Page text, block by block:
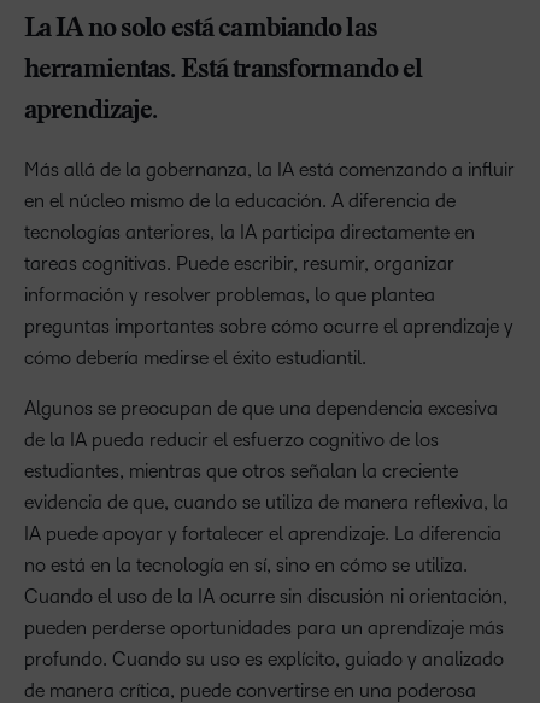
La IA no solo está cambiando las
herramientas. Está transformando el
aprendizaje.
Más allá de la gobernanza, la IA está comenzando a influir
en el núcleo mismo de la educación. A diferencia de
tecnologías anteriores, la IA participa directamente en
tareas cognitivas. Puede escribir, resumir, organizar
información y resolver problemas, lo que plantea
preguntas importantes sobre cómo ocurre el aprendizaje y
cómo debería medirse el éxito estudiantil.
Algunos se preocupan de que una dependencia excesiva
de la IA pueda reducir el esfuerzo cognitivo de los
estudiantes, mientras que otros señalan la creciente
evidencia de que, cuando se utiliza de manera reflexiva, la
IA puede apoyar y fortalecer el aprendizaje. La diferencia
no está en la tecnología en sí, sino en cómo se utiliza.
Cuando el uso de la IA ocurre sin discusión ni orientación,
pueden perderse oportunidades para un aprendizaje más
profundo. Cuando su uso es explícito, guiado y analizado
de manera crítica, puede convertirse en una poderosa